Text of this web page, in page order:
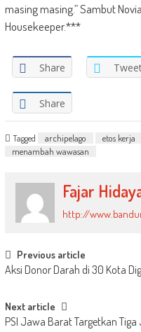
masing masing.” Sambut
Housekeeper.***
Share
Share
Tagged archipelago etos kerja
menambah wawasan
Fajar
http://
Post
navigation
Previous article
Aksi Donor Darah di 30 Kota
Next article
PSI Jawa Barat Targetkan